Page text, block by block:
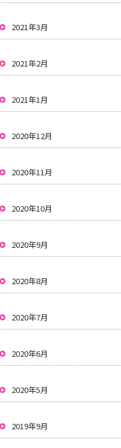
2021年3月
2021年2月
2021年1月
2020年12月
2020年11月
2020年10月
2020年9月
2020年8月
2020年7月
2020年6月
2020年5月
2019年9月